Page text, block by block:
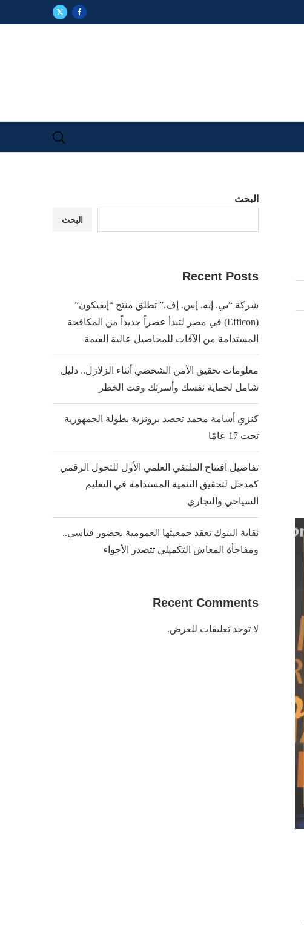
البحث
البحث
Recent Posts
شركة “بي. إيه. إس. إف.” تطلق منتج “إيفيكون”
(Efficon) في مصر لتبدأ عصراً جديداً من المكافحة
المستدامة من الآفات للمحاصيل عالية القيمة
معلومات تحقيق الأمن الشخصي أثناء الزلازل.. دليل
شامل لحماية نفسك وأسرتك وقت الخطر
كنزي أسامة محمد تحصد برونزية بطولة الجمهورية
تحت 17 عامًا
تفاصيل افتتاح الملتقي العلمي الأول للتحول الرقمي
كمدخل لتحقيق التنمية المستدامة في التعليم
السياحي والتجاري
نقابة البنوك تعقد جمعيتها العمومية بحضور قياسي..
ومفاجأة المعاش التكميلي تتصدر الأجواء
Recent Comments
لا توجد تعليقات للعرض.